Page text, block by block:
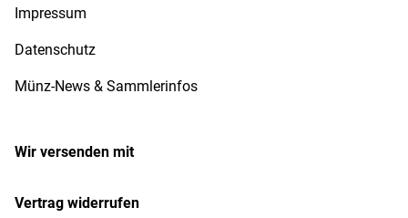
Impressum
Datenschutz
Münz-News & Sammlerinfos
Wir versenden mit
Vertrag widerrufen